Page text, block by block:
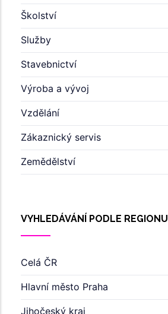
Školství
Služby
Stavebnictví
Výroba a vývoj
Vzdělání
Zákaznický servis
Zemědělství
VYHLEDÁVÁNÍ PODLE REGIONU
Celá ČR
Hlavní město Praha
Jihočeský kraj